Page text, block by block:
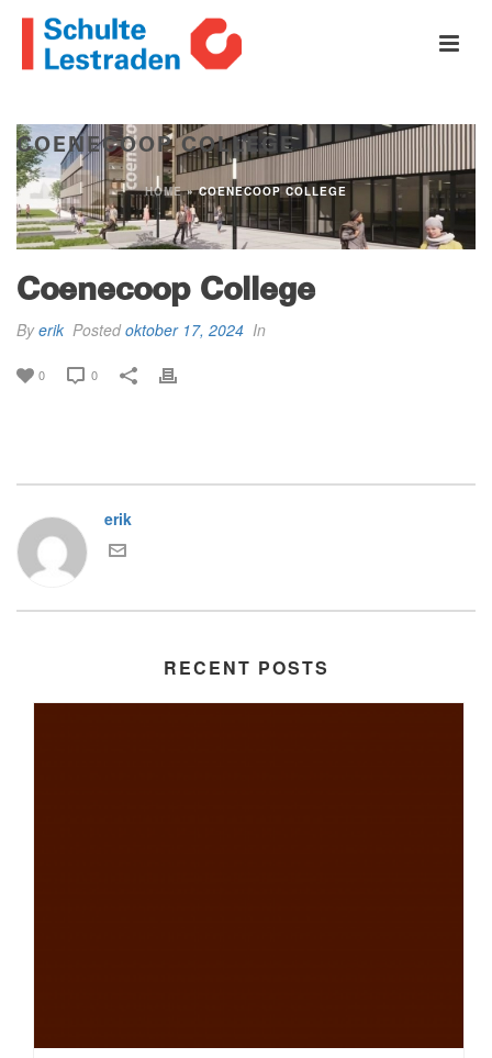
COENECOOP COLLEGE
HOME»COENECOOP COLLEGE
Coenecoop College
Byerik Postedoktober 17, 2024 In
0 0
erik
RECENT POSTS